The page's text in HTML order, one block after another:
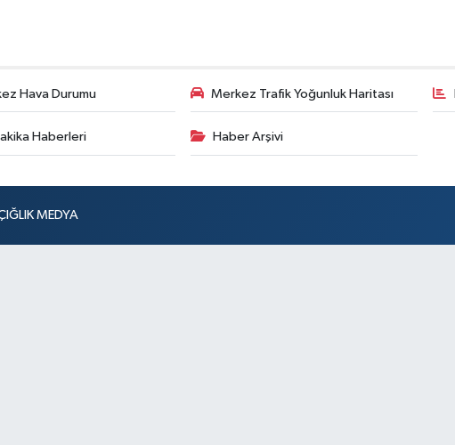
Hava Durumu Merkez Trafik Yoğunluk Haritası
Haberleri Haber Arşivi
MEDYA